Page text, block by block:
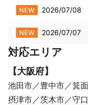
NEW 2026/07/08
NEW 2026/07/07
対応エリア
【大阪府】
池田市 豊中市 箕
摂津市
茨木市 守